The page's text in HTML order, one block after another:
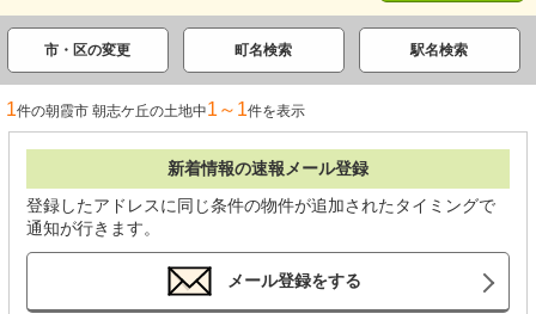
市・区の変更 町名検索 駅名検索
1件の朝霞市 朝志ケ丘の土地中1～1件を表示
新着情報の速報メール登録
登録したアドレスに同じ条件の物件が追加されたタイミングで
通知が行きます。
メール登録をする